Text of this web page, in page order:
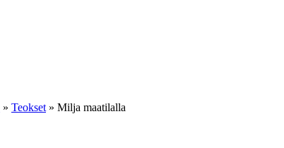
» Teokset » Milja maatilalla